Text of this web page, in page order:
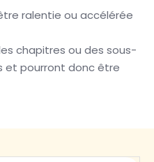
ralentie ou accélérée
chapitres ou des sous-
et pourront donc être